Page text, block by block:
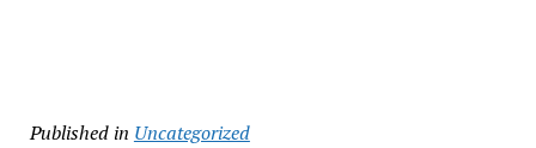
Published in Uncategorized